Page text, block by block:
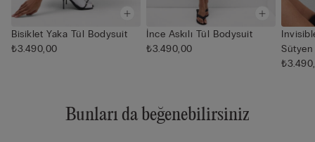
Bisiklet Yaka Tül Bodysuit
₺3.490,00
İnce Askılı Tül Bodysuit
₺3.490,00
Sütyen
Bunları da beğenebilirsiniz